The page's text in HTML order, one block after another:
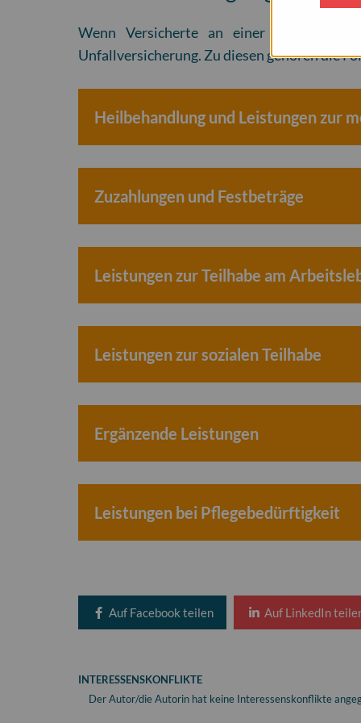
Wenn Versicherte an einer
Unfallversicherung. Zu diesen gehören die
Heilbehandlung und Leistungen zur
Zuzahlungen und Festbeträge
Leistungen zur Teilhabe am
Leistungen zur sozialen Teilhabe
Ergänzende Leistungen
Leistungen bei Pflegebedürftigkeit
Auf Facebook teilen Auf LinkedIn
INTERESSENSKONFLIKTE
Der Autor/die Autorin hat keine Interessenskonflikte